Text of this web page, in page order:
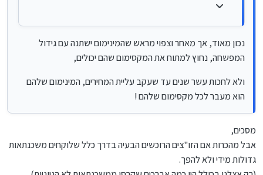
נכון מאוד, אך מאחר וצפוי מראש שהמינימום ישתנה עם גידול
המפשחה, נחוץ למתוח את המקסימום שהם יכולים,
ולא לחכות עשר שנים עד שעקב עליית המחירים, המינימום שלהם
הוא מעבר לכל מקסימום שלהם !
מסכים,
אבל מהכרות אם הזו"צים הרוכשים הבעיה בדרך כלל שלוקחים משכנתאות
גדולות מידי ולא להפך.